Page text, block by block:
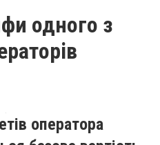
одного з
оператора